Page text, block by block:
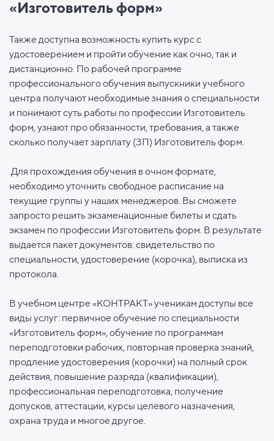
«Изготовитель форм»
Также доступна возможность купить курс с
удостоверением и пройти обучение как очно, так и
дистанционно. По рабочей программе
профессионального обучения выпускники учебного
центра получают необходимые знания о специальности
и понимают суть работы по профессии Изготовитель
форм, узнают про обязанности, требования, а также
сколько получает зарплату (ЗП) Изготовитель форм.
Для прохождения обучения в очном формате,
необходимо уточнить свободное расписание на
текущие группы у наших менеджеров. Вы сможете
запросто решить экзаменационные билеты и сдать
экзамен по профессии Изготовитель форм. В результате
выдается пакет документов: свидетельство по
специальности, удостоверение (корочка), выписка из
протокола.
В учебном центре «КОНТРАКТ» ученикам доступы все
виды услуг: первичное обучение по специальности
«Изготовитель форм», обучение по программам
переподготовки рабочих, повторная проверка знаний,
продление удостоверения (корочки) на полный срок
действия, повышение разряда (квалификации),
профессиональная переподготовка, получение
допусков, аттестации, курсы целевого назначения,
охрана труда и многое другое.